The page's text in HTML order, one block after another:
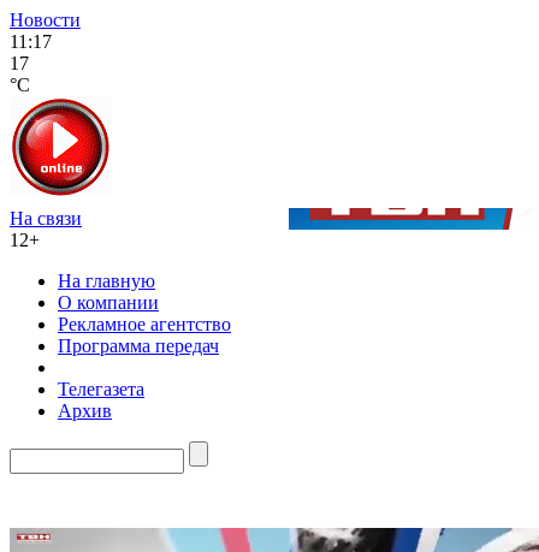
Новости
11:17
17
°C
На связи
12+
На главную
О компании
Рекламное агентство
Программа передач
Телегазета
Архив